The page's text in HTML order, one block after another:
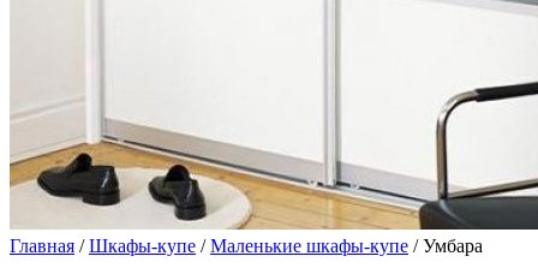
Главная /Шкафы-купе /Маленькие шкафы-купе / Умбара